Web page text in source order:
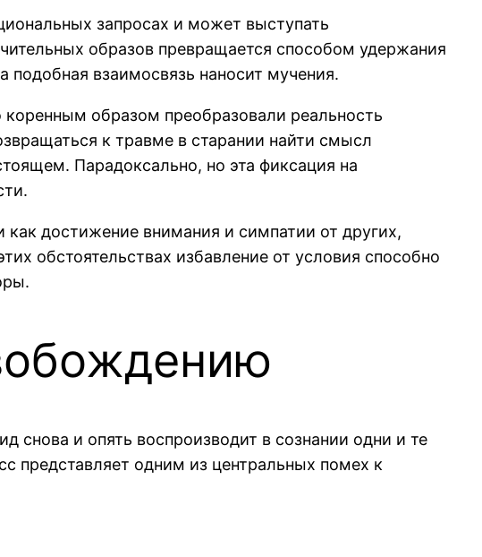
запросах и может выступать
образов превращается способом удержания
взаимосвязь наносит мучения.
образом преобразовали реальность
к травме в старании найти смысл
Парадоксально, но эта фиксация на
достижение внимания и симпатии от других,
обстоятельствах избавление от условия способно
снова и опять воспроизводит в сознании одни и те
представляет одним из центральных помех к